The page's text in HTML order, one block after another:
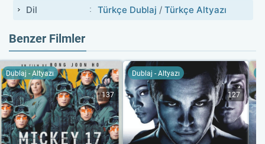
Dil
Türkçe Dublaj / Türkçe Altyazı
Benzer Filmler
Dublaj - Altyazı
137
Dublaj - Altyazı
127